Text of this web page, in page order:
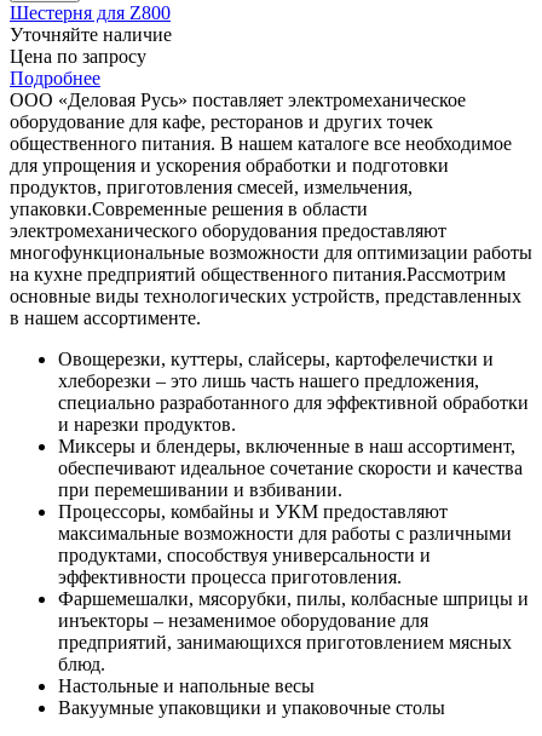
Шестерня для Z800
Уточняйте наличие
Цена по запросу
Подробнее
ООО «Деловая Русь» поставляет электромеханическое
оборудование для кафе, ресторанов и других точек
общественного питания. В нашем каталоге все необходимое
для упрощения и ускорения обработки и подготовки
продуктов, приготовления смесей, измельчения,
упаковки.Современные решения в области
электромеханического оборудования предоставляют
многофункциональные возможности для оптимизации работы
на кухне предприятий общественного питания.Рассмотрим
основные виды технологических устройств, представленных
в нашем ассортименте.
Овощерезки, куттеры, слайсеры, картофелечистки и
хлеборезки – это лишь часть нашего предложения,
специально разработанного для эффективной обработки
и нарезки продуктов.
Миксеры и блендеры, включенные в наш ассортимент,
обеспечивают идеальное сочетание скорости и качества
при перемешивании и взбивании.
Процессоры, комбайны и УКМ предоставляют
максимальные возможности для работы с различными
продуктами, способствуя универсальности и
эффективности процесса приготовления.
Фаршемешалки, мясорубки, пилы, колбасные шприцы и
инъекторы – незаменимое оборудование для
предприятий, занимающихся приготовлением мясных
блюд.
Настольные и напольные весы
Вакуумные упаковщики и упаковочные столы